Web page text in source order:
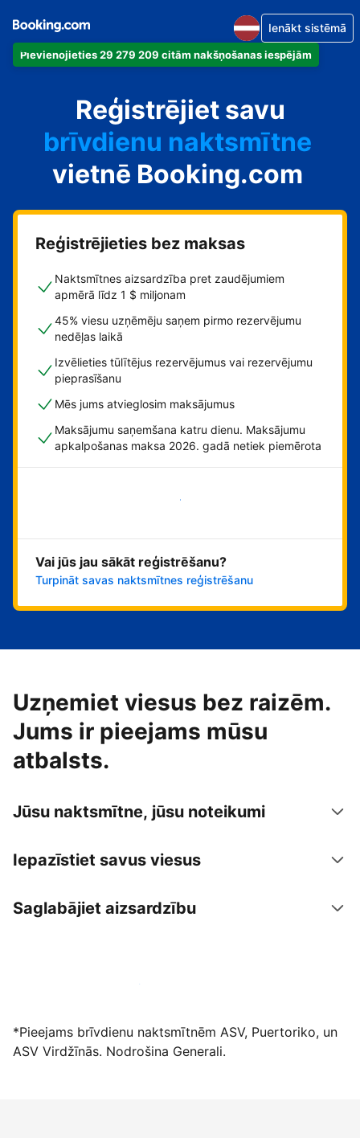
Pievienojieties 29 279 209 citām nakšņošanas iespējām
Ienākt sistēmā
Reģistrējiet savu
dzīvokli
viesnīcu
brīvdienu naktsmītne
viesu namu
pansiju
vietnē Booking.com
Reģistrējieties bez maksas
Naktsmītnes aizsardzība pret zaudējumiem
apmērā līdz 1 $ miljonam
45% viesu uzņēmēju saņem pirmo rezervējumu
nedēļas laikā
Izvēlieties tūlītējus rezervējumus vai rezervējumu
pieprasīšanu
Mēs jums atvieglosim maksājumus
Maksājumu saņemšana katru dienu. Maksājumu
apkalpošanas maksa 2026. gadā netiek piemērota
Sāciet tūlīt!
Vai jūs jau sākāt reģistrēšanu?
Turpināt savas naktsmītnes reģistrēšanu
Uzņemiet viesus bez raizēm.
Jums ir pieejams mūsu
atbalsts.
Jūsu naktsmītne, jūsu noteikumi
Iepazīstiet savus viesus
Saglabājiet aizsardzību
Izvietot piedāvājumu mūsu platformā
*Pieejams brīvdienu naktsmītnēm ASV, Puertoriko, un
ASV Virdžīnās. Nodrošina Generali.